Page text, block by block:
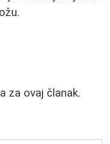
za ovaj članak.